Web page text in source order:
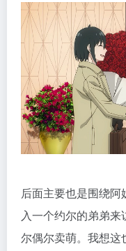
后面主要也是围绕
入一个约尔的弟弟
尔偶尔卖萌。我想